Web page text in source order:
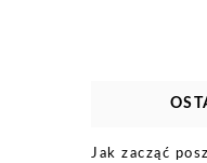
Jak zacząć